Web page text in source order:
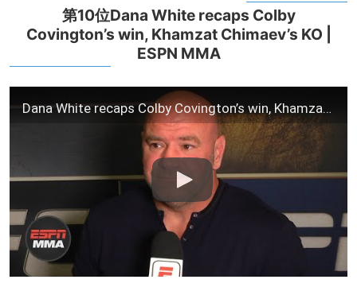
第10位Dana White recaps Colby
Covington’s win, Khamzat Chimaev’s KO |
ESPN MMA
Dana White recaps Colby Covington’s win, Khamzat Chimaev’s KO | ESPN MMA